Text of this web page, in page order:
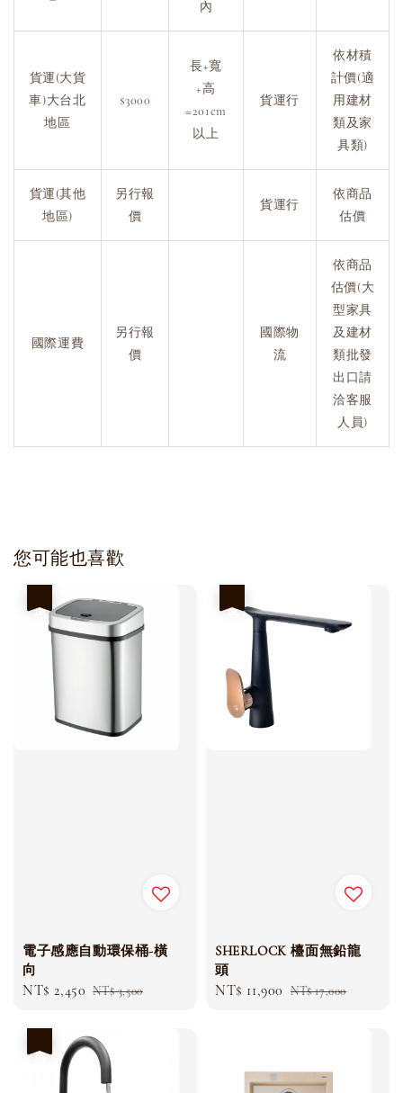
內
貨運(大貨
車)大台北
地區
$3000
長+寬
+高
=201cm
以上
貨運行
依材積
計價(適
用建材
類及家
具類)
貨運(其他
地區)
另行報
價
貨運行
依商品
估價
國際運費
另行報
價
國際物
流
依商品
估價(大
型家具
及建材
類批發
出口請
洽客服
人員)
您可能也喜歡
電子感應自動環保桶-橫
向
Sale
NT$ 2,450 Regular
NT$ 3,500
SHERLOCK 檯面無鉛龍
頭
Sale
NT$ 11,900 Regular
NT$ 17,000